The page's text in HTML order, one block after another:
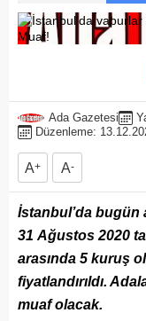
Ada Gazetesi
Düzenleme:
A+ A-
İstanbul’da bugün
31 Ağustos 2020
arasında 5 kuruş
fiyatlandırıldı.
muaf olacak.